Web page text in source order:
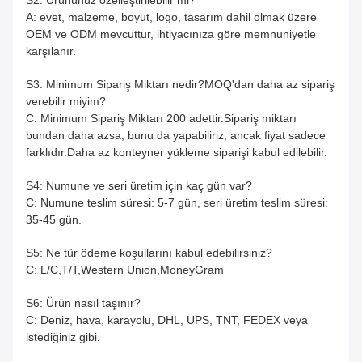
A: evet, malzeme, boyut, logo, tasarım dahil olmak üzere
OEM ve ODM mevcuttur, ihtiyacınıza göre memnuniyetle
karşılanır.
S3: Minimum Sipariş Miktarı nedir?MOQ'dan daha az sipariş
verebilir miyim?
C: Minimum Sipariş Miktarı 200 adettir.Sipariş miktarı
bundan daha azsa, bunu da yapabiliriz, ancak fiyat sadece
farklıdır.Daha az konteyner yükleme siparişi kabul edilebilir.
S4: Numune ve seri üretim için kaç gün var?
C: Numune teslim süresi: 5-7 gün, seri üretim teslim süresi:
35-45 gün.
S5: Ne tür ödeme koşullarını kabul edebilirsiniz?
C: L/C,T/T,Western Union,MoneyGram
S6: Ürün nasıl taşınır?
C: Deniz, hava, karayolu, DHL, UPS, TNT, FEDEX veya
istediğiniz gibi.